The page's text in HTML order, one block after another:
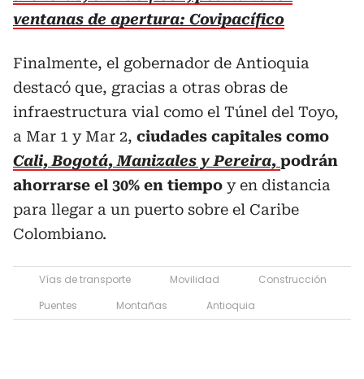
ventanas de apertura: Covipacífico
Finalmente, el gobernador de Antioquia
destacó que, gracias a otras obras de
infraestructura vial como el Túnel del Toyo,
a Mar 1 y Mar 2, ciudades capitales como
Cali, Bogotá, Manizales y Pereira, podrán
ahorrarse el 30% en tiempo y en distancia
para llegar a un puerto sobre el Caribe
Colombiano.
Vías de transporte Movilidad
Construcción
Puentes
Montañas Antioquia